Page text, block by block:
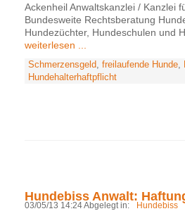
Ackenheil Anwaltskanzlei / Kanzlei
Bundesweite Rechtsberatung
Hundezüchter, Hundeschulen und
weiterlesen ...
Schmerzensgeld, freilaufende Hunde,
Hundehalterhaftpflicht
Hundebiss Anwalt:
03/05/13 14:24 Abgelegt in: Hundebiss